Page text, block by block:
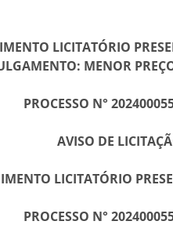
LICITATÓRIO
MENOR
PROCESSO N°
AVISO DE
LICITATÓRIO
PROCESSO N°